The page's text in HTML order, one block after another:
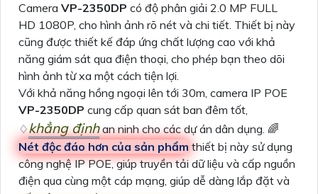
Camera VP-2350DP có độ phân giải 2.0 MP FULL
HD 1080P, cho hình ảnh rõ nét và chi tiết. Thiết bị này
cũng được thiết kế đáp ứng chất lượng cao với khả
năng giám sát qua điện thoại, cho phép bạn theo dõi
hình ảnh từ xa một cách tiện lợi.
Với khả năng hồng ngoại lên tới 30m, camera IP POE
VP-2350DP cung cấp quan sát ban đêm tốt,
♢khẳng địnhan ninh cho các dự án dân dụng. 🌈
Nét độc đáo hơn của sản phẩm thiết bị này sử dụng
công nghệ IP POE, giúp truyền tải dữ liệu và cấp nguồn
điện qua cùng một cáp mạng, giúp dễ dàng lắp đặt và